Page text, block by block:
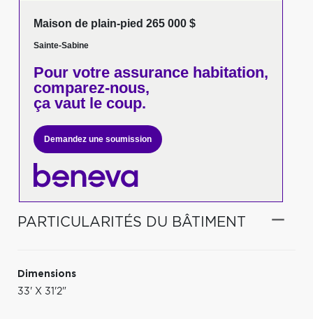
Maison de plain-pied 265 000 $
Sainte-Sabine
Pour votreassurance habitation,
comparez-nous,
ça vaut le coup.
Demandez une soumission
PARTICULARITÉS DU BÂTIMENT
Dimensions
33' X 31'2"